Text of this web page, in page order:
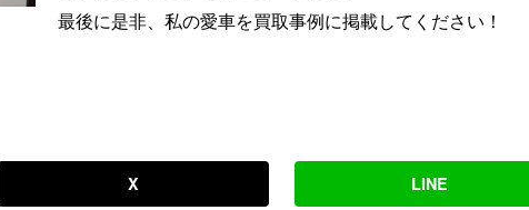
最後に是非、私の愛車を買取事例に掲載してください！
X LINE